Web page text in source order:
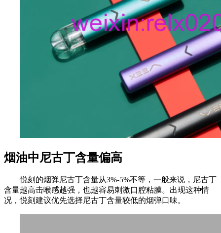
烟油中尼古丁含量偏高
悦刻的烟弹尼古丁含量从3%-5%不等，一般来说，尼古丁
含量越高击喉感越强，也越容易刺激口腔粘膜。出现这种情
况，悦刻建议优先选择尼古丁含量较低的烟弹口味。